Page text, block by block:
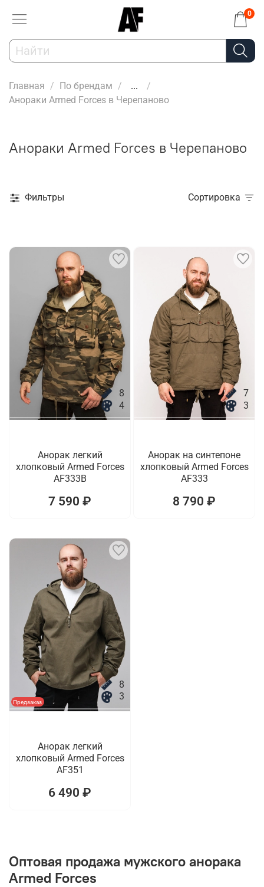
0
Главная По брендам
...
Анораки Armed Forces в Черепаново
Анораки Armed Forces в Черепаново
Фильтры Сортировка
8
4
Анорак легкий
хлопковый Armed Forces
AF333B
7 590 ₽
7
3
Анорак на синтепоне
хлопковый Armed Forces
AF333
8 790 ₽
Предзаказ
8
3
Анорак легкий
хлопковый Armed Forces
AF351
6 490 ₽
Оптовая продажа мужского анорака
Armed Forces